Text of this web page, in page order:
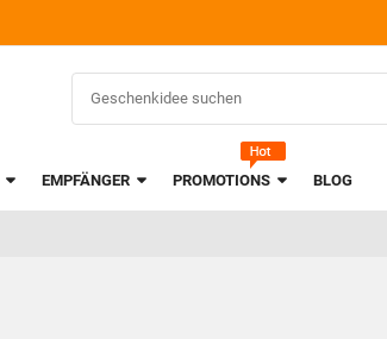
EMPFÄNGER PROMOTIONS BLOG